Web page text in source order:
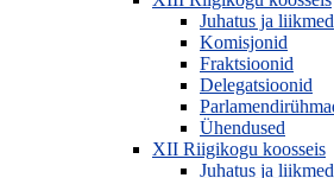
Juhatus ja liikmed
Komisjonid
Fraktsioonid
Delegatsioonid
Ühendused
XII Riigikogu koosseis
Juhatus ja liikmed